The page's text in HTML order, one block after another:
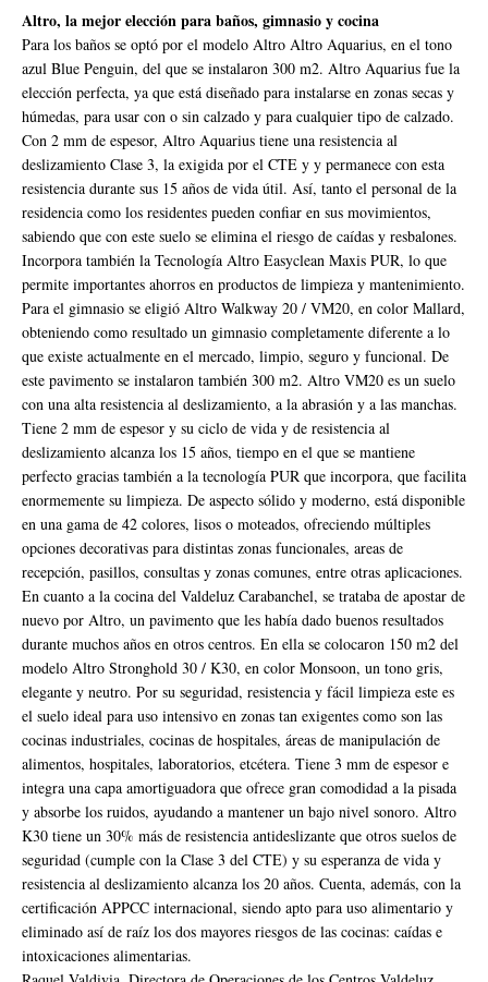
Altro, la mejor elección para baños, gimnasio y cocina
Para los baños se optó por el modelo Altro Altro Aquarius, en el tono
azul Blue Penguin, del que se instalaron 300 m2. Altro Aquarius fue la
elección perfecta, ya que está diseñado para instalarse en zonas secas y
húmedas, para usar con o sin calzado y para cualquier tipo de calzado.
Con 2 mm de espesor, Altro Aquarius tiene una resistencia al
deslizamiento Clase 3, la exigida por el CTE y y permanece con esta
resistencia durante sus 15 años de vida útil. Así, tanto el personal de la
residencia como los residentes pueden confiar en sus movimientos,
sabiendo que con este suelo se elimina el riesgo de caídas y resbalones.
Incorpora también la Tecnología Altro Easyclean Maxis PUR, lo que
permite importantes ahorros en productos de limpieza y mantenimiento.
Para el gimnasio se eligió Altro Walkway 20 / VM20, en color Mallard,
obteniendo como resultado un gimnasio completamente diferente a lo
que existe actualmente en el mercado, limpio, seguro y funcional. De
este pavimento se instalaron también 300 m2. Altro VM20 es un suelo
con una alta resistencia al deslizamiento, a la abrasión y a las manchas.
Tiene 2 mm de espesor y su ciclo de vida y de resistencia al
deslizamiento alcanza los 15 años, tiempo en el que se mantiene
perfecto gracias también a la tecnología PUR que incorpora, que facilita
enormemente su limpieza. De aspecto sólido y moderno, está disponible
en una gama de 42 colores, lisos o moteados, ofreciendo múltiples
opciones decorativas para distintas zonas funcionales, areas de
recepción, pasillos, consultas y zonas comunes, entre otras aplicaciones.
En cuanto a la cocina del Valdeluz Carabanchel, se trataba de apostar de
nuevo por Altro, un pavimento que les había dado buenos resultados
durante muchos años en otros centros. En ella se colocaron 150 m2 del
modelo Altro Stronghold 30 / K30, en color Monsoon, un tono gris,
elegante y neutro. Por su seguridad, resistencia y fácil limpieza este es
el suelo ideal para uso intensivo en zonas tan exigentes como son las
cocinas industriales, cocinas de hospitales, áreas de manipulación de
alimentos, hospitales, laboratorios, etcétera. Tiene 3 mm de espesor e
integra una capa amortiguadora que ofrece gran comodidad a la pisada
y absorbe los ruidos, ayudando a mantener un bajo nivel sonoro. Altro
K30 tiene un 30% más de resistencia antideslizante que otros suelos de
seguridad (cumple con la Clase 3 del CTE) y su esperanza de vida y
resistencia al deslizamiento alcanza los 20 años. Cuenta, además, con la
certificación APPCC internacional, siendo apto para uso alimentario y
eliminado así de raíz los dos mayores riesgos de las cocinas: caídas e
intoxicaciones alimentarias.